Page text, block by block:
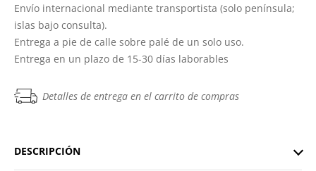
Envío internacional mediante transportista (solo península;
islas bajo consulta).
Entrega a pie de calle sobre palé de un solo uso.
Entrega en un plazo de 15-30 días laborables
Detalles de entrega en el carrito de compras
DESCRIPCIÓN